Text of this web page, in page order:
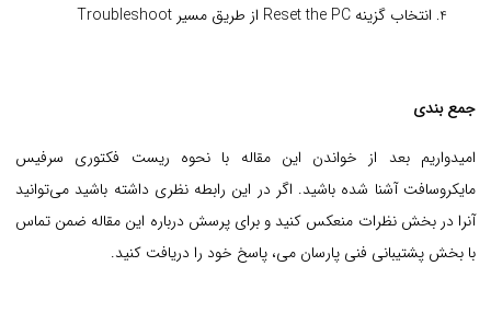
انتخاب گزینه Reset the PC از طریق مسیر Troubleshoot
جمع بندی
امیدواریم بعد از خواندن این مقاله با نحوه ریست فکتوری سرفیس
مایکروسافت آشنا شده باشید. اگر در این رابطه نظری داشته باشید می‌توانید
آنرا در بخش نظرات منعکس کنید و برای پرسش درباره این مقاله ضمن تماس
با بخش پشتیبانی فنی پارسان می، پاسخ خود را دریافت کنید.